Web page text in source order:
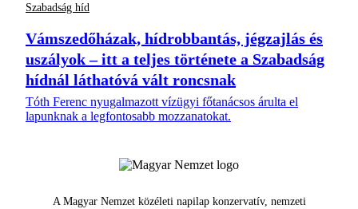
Szabadság híd
Vámszedőházak, hídrobbantás, jégzajlás és
uszályok – itt a teljes története a Szabadság
hídnál láthatóvá vált roncsnak
Tóth Ferenc nyugalmazott vízügyi főtanácsos árulta el
lapunknak a legfontosabb mozzanatokat.
A Magyar Nemzet közéleti napilap konzervatív, nemzeti